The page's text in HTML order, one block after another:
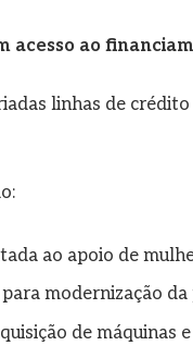
acesso ao
linhas de
ao apoio de
modernização
de máquinas